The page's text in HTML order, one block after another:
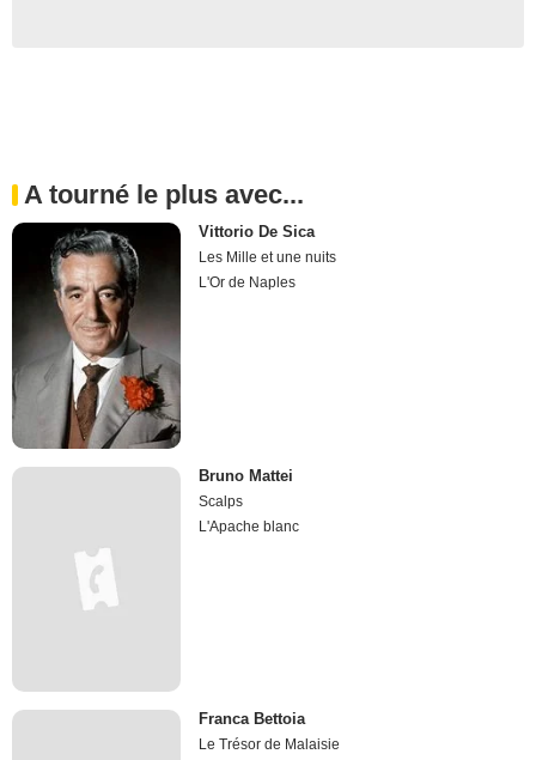
A tourné le plus avec...
Vittorio De Sica
Les Mille et une nuits
L'Or de Naples
Bruno Mattei
Scalps
L'Apache blanc
Franca Bettoia
Le Trésor de Malaisie